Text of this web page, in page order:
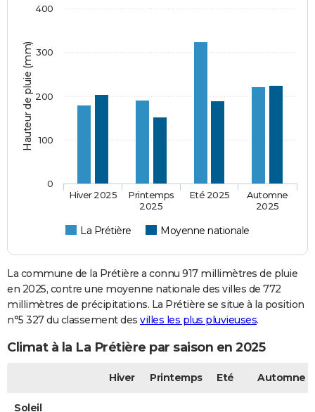
Hauteur de pluie (mm)
La Prétière Moyenne nationale
Hiver 2025
Printemps
2025
Eté 2025
Automne
2025
0
100
200
300
400
La commune de la Prétière a connu 917 millimètres de pluie
en 2025, contre une moyenne nationale des villes de 772
millimètres de précipitations. La Prétière se situe à la position
n°5 327 du classement des villes les plus pluvieuses.
Climat à la La Prétière par saison en 2025
Hiver Printemps Eté Automne
Soleil